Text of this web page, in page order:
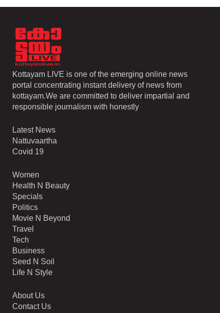
Kottayam LIVE is one of the emerging online news
portal concentrating instant delivery of news from
kottayam.We are committed to deliver impartial and
responsible journalism with honestly
Latest News
Nattuvaartha
Covid 19
Women
Health N Beauty
Specials
Politics
Movie N Beyond
Travel
Tech
Business
Seed N Soil
Life N Style
About Us
Contact Us